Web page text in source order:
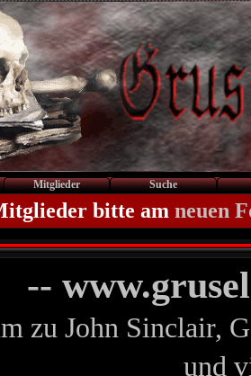
Mitglieder Suche
bitte am neuen
--
zu John Sinclair,
und